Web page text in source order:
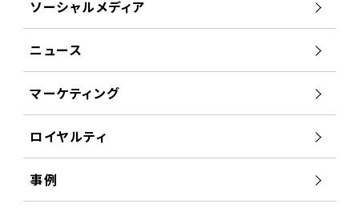
ソーシャルメディア
ニュース
マーケティング
ロイヤルティ
事例